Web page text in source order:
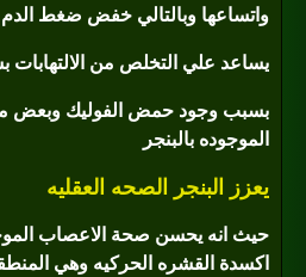
واتساعها وبالتالي خفض ضغط الدم
يساعد علي التخلص من
بسبب وجود حمض الفوليك وبعض
الموجوده بالبنجر
يعزز البنجر الصحه العقليه
حيث انه يحسن صحة الاعصاب
اكسدة القشره الحركيه وهي